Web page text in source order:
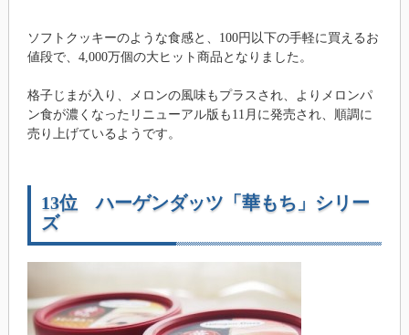
ソフトクッキーのような食感と、100円以下の手軽に買えるお
値段で、4,000万個の大ヒット商品となりました。
格子じまが入り、メロンの風味もプラスされ、よりメロンパ
ン食が濃くなったリニューアル版も11月に発売され、順調に
売り上げているようです。
13位 ハーゲンダッツ「華もち」シリー
ズ